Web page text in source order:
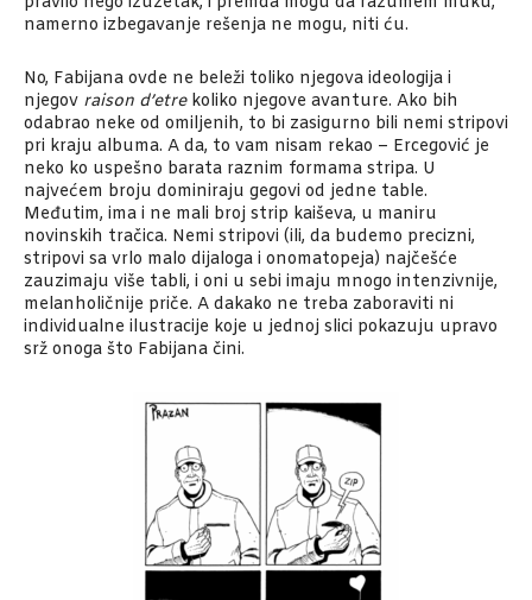
namerno izbegavanje rešenja ne mogu, niti ću.
No, Fabijana ovde ne beleži toliko njegova ideologija i
njegov raison d’etrekoliko njegove avanture. Ako bih
odabrao neke od omiljenih, to bi zasigurno bili nemi stripovi
pri kraju albuma. A da, to vam nisam rekao – Ercegović je
neko ko uspešno barata raznim formama stripa. U
najvećem broju dominiraju gegovi od jedne table.
Međutim, ima i ne mali broj strip kaiševa, u maniru
novinskih tračica. Nemi stripovi (ili, da budemo precizni,
stripovi sa vrlo malo dijaloga i onomatopeja) najčešće
zauzimaju više tabli, i oni u sebi imaju mnogo intenzivnije,
melanholičnije priče. A dakako ne treba zaboraviti ni
individualne ilustracije koje u jednoj slici pokazuju upravo
srž onoga što Fabijana čini.